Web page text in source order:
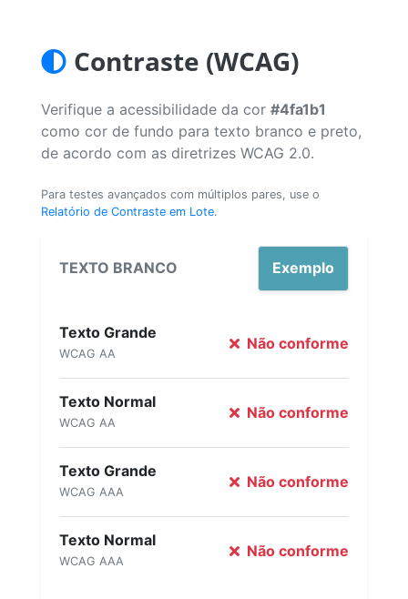
Contraste (WCAG)
Verifique a acessibilidade da cor #4fa1b1
como cor de fundo para texto branco e preto,
de acordo com as diretrizes WCAG 2.0.
Para testes avançados com múltiplos pares, use o
Relatório de Contraste em Lote.
TEXTO BRANCO Exemplo
Texto Grande
WCAG AA
Não conforme
Texto Normal
WCAG AA
Não conforme
Texto Grande
WCAG AAA
Não conforme
Texto Normal
WCAG AAA
Não conforme